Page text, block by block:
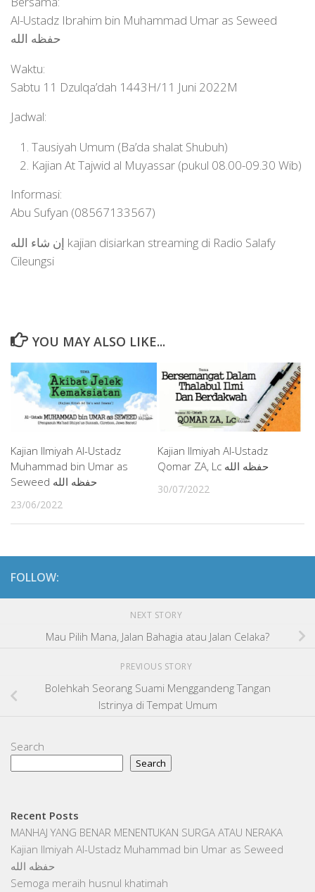
Al-Ustadz Ibrahim bin Muhammad Umar as Seweed
حفظه الله
Waktu:
Sabtu 11 Dzulqa’dah 1443H/11 Juni 2022M
Jadwal:
Tausiyah Umum (Ba’da shalat Shubuh)
Kajian At Tajwid al Muyassar (pukul 08.00-09.30 Wib)
Informasi:
Abu Sufyan (08567133567)
إن شاء الله kajian disiarkan streaming di Radio Salafy
Cileungsi
YOU MAY ALSO LIKE...
Kajian Ilmiyah Al-Ustadz
Muhammad bin Umar as
Seweed حفظه الله
23/06/2022
Kajian Ilmiyah Al-Ustadz
Qomar ZA, Lc حفظه الله
30/07/2022
FOLLOW:
NEXT STORY
Mau Pilih Mana, Jalan Bahagia atau Jalan Celaka?
PREVIOUS STORY
Bolehkah Seorang Suami Menggandeng Tangan
Istrinya di Tempat Umum
Search
Search
Recent Posts
MANHAJ YANG BENAR MENENTUKAN SURGA ATAU NERAKA
Kajian Ilmiyah Al-Ustadz Muhammad bin Umar as Seweed
حفظه الله
Semoga meraih husnul khatimah